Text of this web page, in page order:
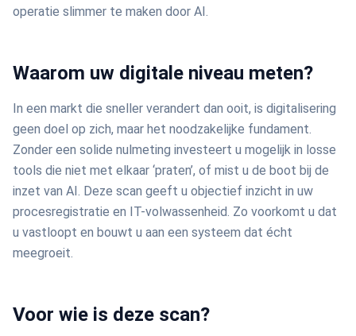
operatie slimmer te maken door AI.
Waarom uw digitale niveau meten?
In een markt die sneller verandert dan ooit, is digitalisering
geen doel op zich, maar het noodzakelijke fundament.
Zonder een solide nulmeting investeert u mogelijk in losse
tools die niet met elkaar ‘praten’, of mist u de boot bij de
inzet van AI. Deze scan geeft u objectief inzicht in uw
procesregistratie en IT-volwassenheid. Zo voorkomt u dat
u vastloopt en bouwt u aan een systeem dat écht
meegroeit.
Voor wie is deze scan?